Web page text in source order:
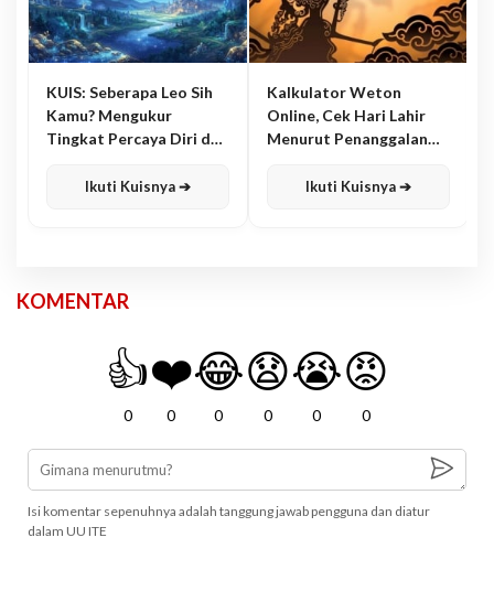
KUIS: Seberapa Leo Sih
Kamu? Mengukur
Tingkat Percaya Diri dan
Ikuti Kuisnya ➔
Kalkulator Weton
Online, Cek Hari Lahir
Menurut Penanggalan
Ikuti Kuisnya ➔
KOMENTAR
👍
0
❤️
0
😂
0
😧
0
😭
0
😡
0
Isi komentar sepenuhnya adalah tanggung jawab pengguna dan diatur
dalam UU ITE